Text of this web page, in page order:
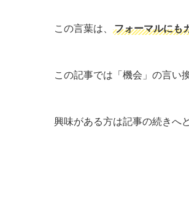
この言葉は、 フォーマルにも
この記事では「機会」の言い
興味がある方は記事の続きへ